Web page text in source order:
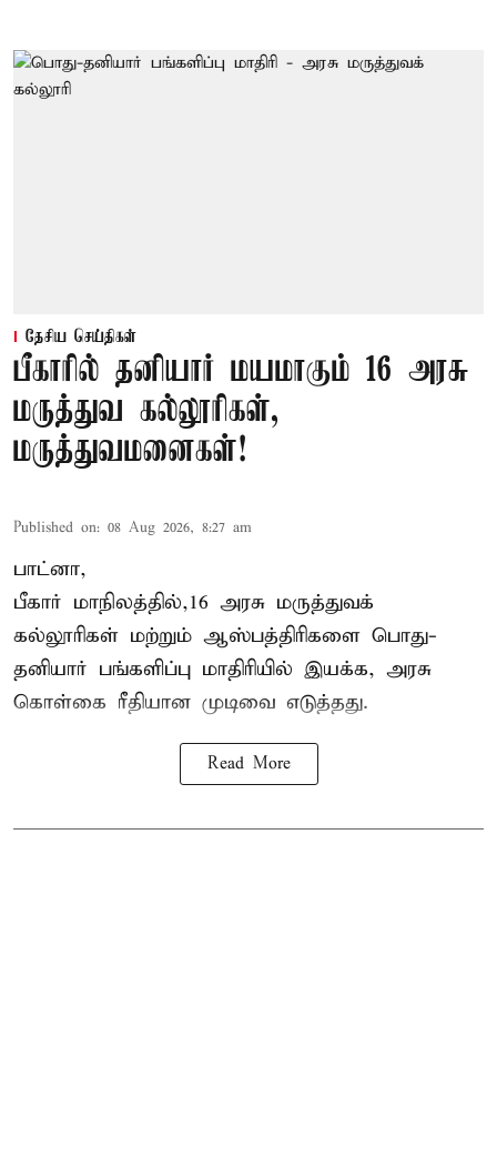
தேசிய செய்திகள்
பீகாரில் தனியார் மயமாகும் 16 அரசு
மருத்துவ கல்லூரிகள்,
மருத்துவமனைகள்!
Published on: 08 Aug 2026, 8:27 am
பாட்னா,
பீகார் மாநிலத்தில்,16 அரசு மருத்துவக்
கல்லூரிகள் மற்றும் ஆஸ்பத்திரிகளை பொது-
தனியார் பங்களிப்பு மாதிரியில் இயக்க, அரசு
கொள்கை ரீதியான முடிவை எடுத்தது.
Read More